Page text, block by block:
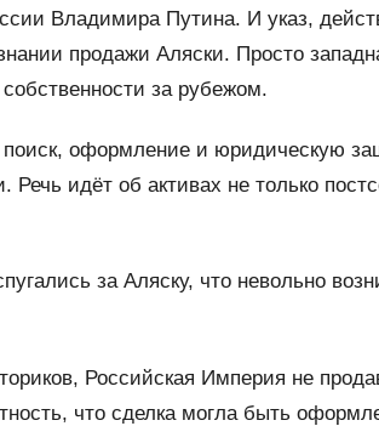
Владимира Путина. И указ,
продажи Аляски. Просто
за рубежом.
поиск, оформление и юридическую
идёт об активах не только
за Аляску, что невольно
Российская Империя не
что сделка могла быть